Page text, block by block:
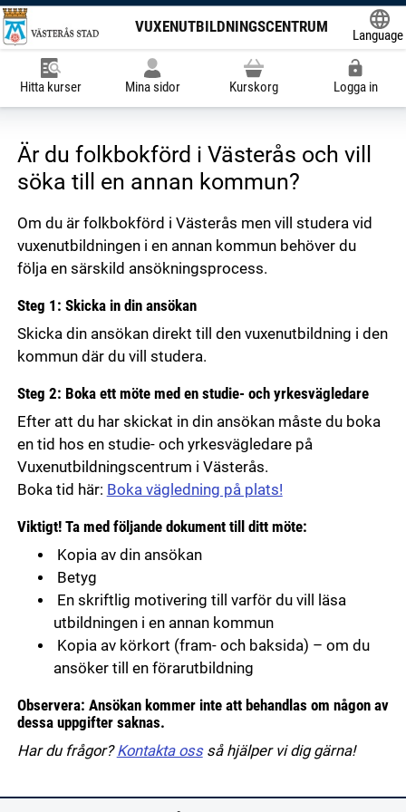
VUXENUTBILDNINGSCENTRUM
Language
Hitta kurser Mina sidor Kurskorg Logga in
Är du folkbokförd i Västerås och vill
söka till en annan kommun?
Om du är folkbokförd i Västerås men vill studera vid
vuxenutbildningen i en annan kommun behöver du
följa en särskild ansökningsprocess.
Steg 1: Skicka in din ansökan
Skicka din ansökan direkt till den vuxenutbildning i den
kommun där du vill studera.
Steg 2: Boka ett möte med en studie- och yrkesvägledare
Efter att du har skickat in din ansökan måste du boka
en tid hos en studie- och yrkesvägledare på
Vuxenutbildningscentrum i Västerås.
Boka tid här: Boka vägledning på plats!
Viktigt! Ta med följande dokument till ditt möte:
Kopia av din ansökan
Betyg
En skriftlig motivering till varför du vill läsa
utbildningen i en annan kommun
Kopia av körkort (fram- och baksida) – om du
ansöker till en förarutbildning
Observera: Ansökan kommer inte att behandlas om någon av
dessa uppgifter saknas.
Har du frågor?Kontakta ossså hjälper vi dig gärna!